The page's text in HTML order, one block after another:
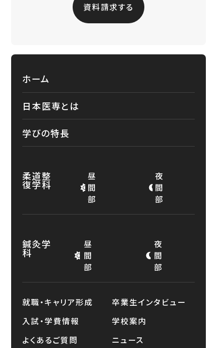
資料請求する
ホーム
日本医専とは
学びの特長
柔道整
復学科
昼
間
部
夜
間
部
鍼灸学
科
昼
間
部
夜
間
部
就職・キャリア形成
卒業生インタビュー
入試・学費情報
学校案内
よくあるご質問
ニュース